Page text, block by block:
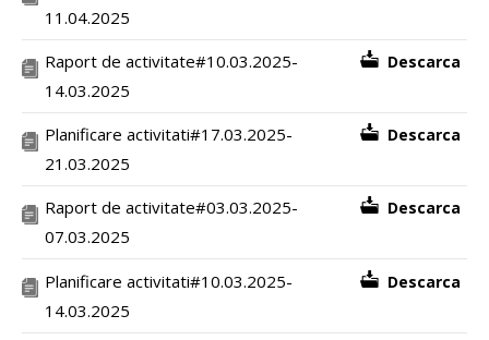
11.04.2025
Raport de activitate#10.03.2025-
14.03.2025
Descarca
Planificare activitati#17.03.2025-
21.03.2025
Descarca
Raport de activitate#03.03.2025-
07.03.2025
Descarca
Planificare activitati#10.03.2025-
14.03.2025
Descarca